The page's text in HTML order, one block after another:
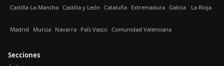
Castilla La-Mancha Castilla y León Cataluña Extremadura Galicia La Rioja
Madrid Murcia Navarra País Vasco Comunidad Valenciana
Secciones